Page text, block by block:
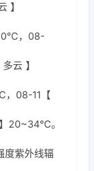
】
，08-
云 】
08-11【
20~34℃。
度紫外线辐